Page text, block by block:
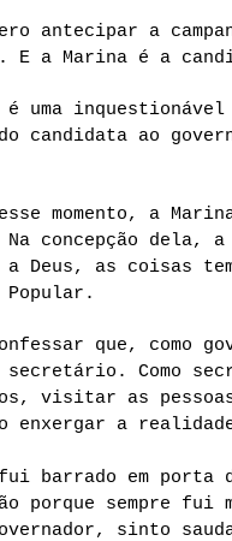
antecipar a
E a Marina é a
é uma
candidata ao
momento, a
Na concepção dela,
a Deus, as coisas
Popular.
que, como
secretário. Como
visitar as
enxergar a
barrado em porta
porque sempre
sinto